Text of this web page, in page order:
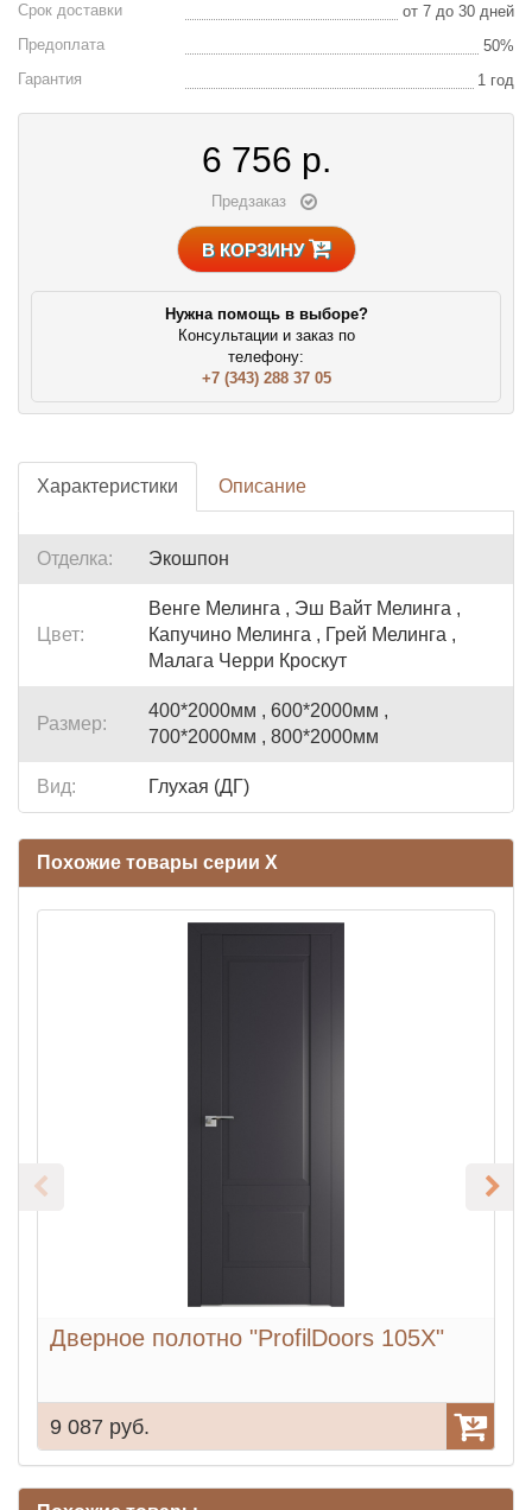
Срок доставки
от 7 до 30 дней
Предоплата
50%
Гарантия
1 год
6 756 р.
Предзаказ
В КОРЗИНУ
Нужна помощь в выборе?
Консультации и заказ по
телефону:
+7 (343) 288 37 05
Характеристики Описание
Отделка: Экошпон
Цвет:
Венге Мелинга , Эш Вайт Мелинга ,
Капучино Мелинга , Грей Мелинга ,
Малага Черри Кроскут
Размер:
400*2000мм , 600*2000мм ,
700*2000мм , 800*2000мм
Вид: Глухая (ДГ)
Похожие товары серии X
Дверное полотно "ProfilDoors 105X"
9 087 руб.